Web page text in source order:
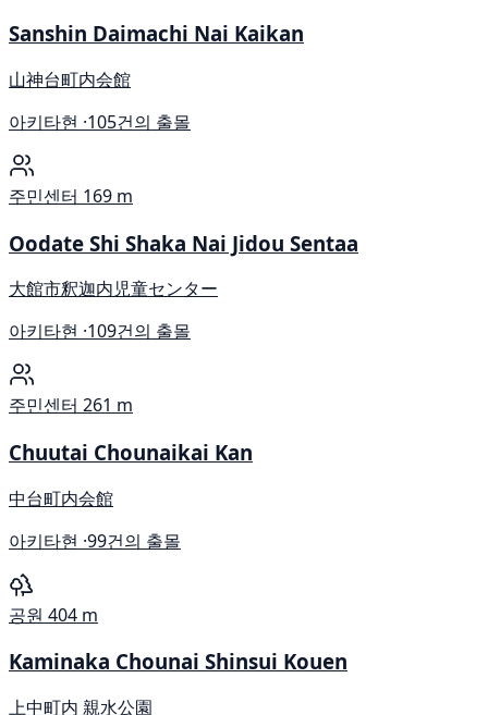
Sanshin Daimachi Nai Kaikan
山神台町内会館
아키타현 ·105건의 출몰
주민센터 169 m
Oodate Shi Shaka Nai Jidou Sentaa
大館市釈迦内児童センター
아키타현 ·109건의 출몰
주민센터 261 m
Chuutai Chounaikai Kan
中台町内会館
아키타현 ·99건의 출몰
공원 404 m
Kaminaka Chounai Shinsui Kouen
上中町内 親水公園